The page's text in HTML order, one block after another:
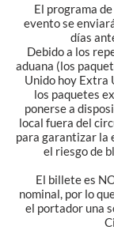
El programa
evento se
días
Debido a los
aduana (los
Unido hoy Extra
los paquetes
ponerse a
local fuera del
para garantizar la
el riesgo de
El billete es
nominal, por lo
el portador una